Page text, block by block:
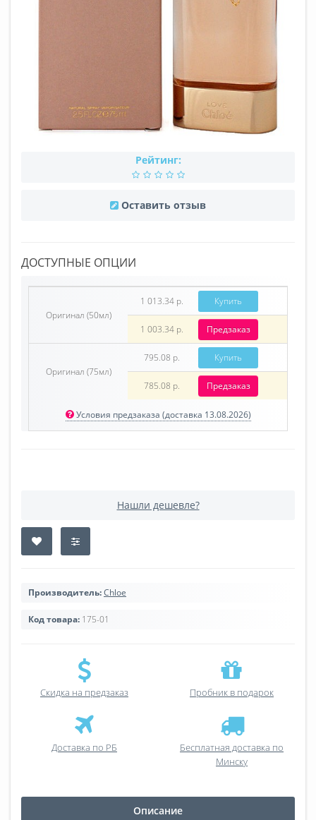
Рейтинг:
Оставить отзыв
ДОСТУПНЫЕ ОПЦИИ
Оригинал (50мл)
1 013.34 р. Купить
1 003.34 р. Предзаказ
Оригинал (75мл)
795.08 р. Купить
785.08 р. Предзаказ
Условия предзаказа (доставка 13.08.2026)
Нашли дешевле?
Производитель:Chloe
Код товара: 175-01
Скидка на предзаказ Пробник в подарок
Доставка по РБ
Бесплатная доставка по
Минску
Описание